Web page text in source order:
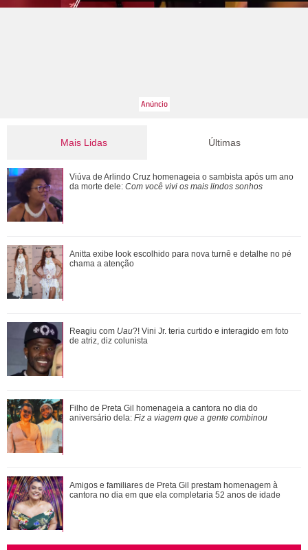
Mais Lidas
Zé Felipe manda recado para Ana Castela durante show e
pede segredo: - Dá problema
Amigos e familiares de Preta Gil prestam homenagem à
cantora no dia em que ela completaria 5...
Preta Gil, Rita Lee, Paulo Gustavo... Saiba onde estão as
cinzas dos famosos
Confira filmes em que as cenas de sexo foram reais
Ariana Grande faz desabafo em show sobre decisão de
pausar a carreira: Não foi uma reação...
Últimas
Viúva de Arlindo Cruz homenageia o sambista após um ano
da morte dele: Com você vivi os mais lindos sonhos
Anitta exibe look escolhido para nova turnê e detalhe no pé
chama a atenção
Reagiu com Uau?! Vini Jr. teria curtido e interagido em foto
de atriz, diz colunista
Filho de Preta Gil homenageia a cantora no dia do
aniversário dela: Fiz a viagem que a gente combinou
Amigos e familiares de Preta Gil prestam homenagem à
cantora no dia em que ela completaria 52 anos de idade